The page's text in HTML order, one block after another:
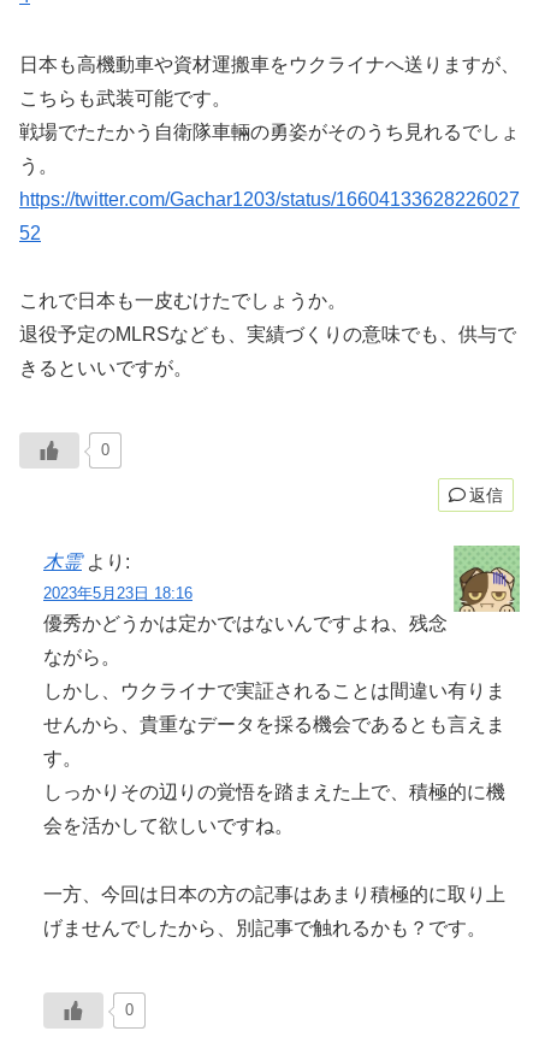
日本も高機動車や資材運搬車をウクライナへ送りますが、
こちらも武装可能です。
戦場でたたかう自衛隊車輛の勇姿がそのうち見れるでしょ
う。
https://twitter.com/Gachar1203/status/16604133628226027
52
これで日本も一皮むけたでしょうか。
退役予定のMLRSなども、実績づくりの意味でも、供与で
きるといいですが。
0
返信
木霊 より:
2023年5月23日 18:16
優秀かどうかは定かではないんですよね、残念
ながら。
しかし、ウクライナで実証されることは間違い有りま
せんから、貴重なデータを採る機会であるとも言えま
す。
しっかりその辺りの覚悟を踏まえた上で、積極的に機
会を活かして欲しいですね。
一方、今回は日本の方の記事はあまり積極的に取り上
げませんでしたから、別記事で触れるかも？です。
0